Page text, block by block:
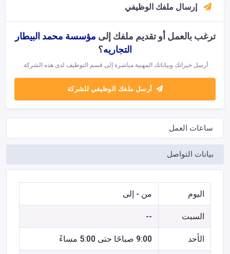
إرسال ملفك الوظيفي
ترغب بالعمل أو تقديم ملفك إلى مؤسسة محمد البيطار
التجاريه؟
أرسل خبراتك وبياناتك المهنية مباشرة إلى قسم التوظيف لدى هذه الشركة.
أرسل ملفك الوظيفي للشركة
ساعات العمل
بيانات التواصل
اليوم من - إلى
السبت --
الأحد 9:00 صباحًا حتى 5:00 مساءً